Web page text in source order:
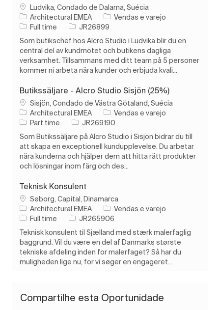
Localização
Ludvika, Condado de Dalarna, Suécia
Architectural EMEA
Categoria
Vendas e varejo
Tipo de Trabalho
Full time ID do trabalho
JR26899
Som butikschef hos Alcro Studio i Ludvika blir du en
central del av kundmötet och butikens dagliga
verksamhet. Tillsammans med ditt team på 5 personer
kommer ni arbeta nära kunder och erbjuda kvali...
Butikssäljare - Alcro Studio Sisjön (25%)
Localização
Sisjön, Condado de Västra Götaland, Suécia
Architectural EMEA
Categoria
Vendas e varejo
Tipo de Trabalho
Part time ID do trabalho
JR269190
Som Butikssäljare på Alcro Studio i Sisjön bidrar du till
att skapa en exceptionell kundupplevelse. Du arbetar
nära kunderna och hjälper dem att hitta rätt produkter
och lösningar inom färg och des...
Teknisk Konsulent
Localização
Søborg, Capital, Dinamarca
Architectural EMEA
Categoria
Vendas e varejo
Tipo de Trabalho
Full time ID do trabalho
JR265906
Teknisk konsulent til Sjælland med stærk malerfaglig
baggrund. Vil du være en del af Danmarks største
tekniske afdeling inden for malerfaget? Så har du
muligheden lige nu, for vi søger en engageret...
Compartilhe esta Oportunidade